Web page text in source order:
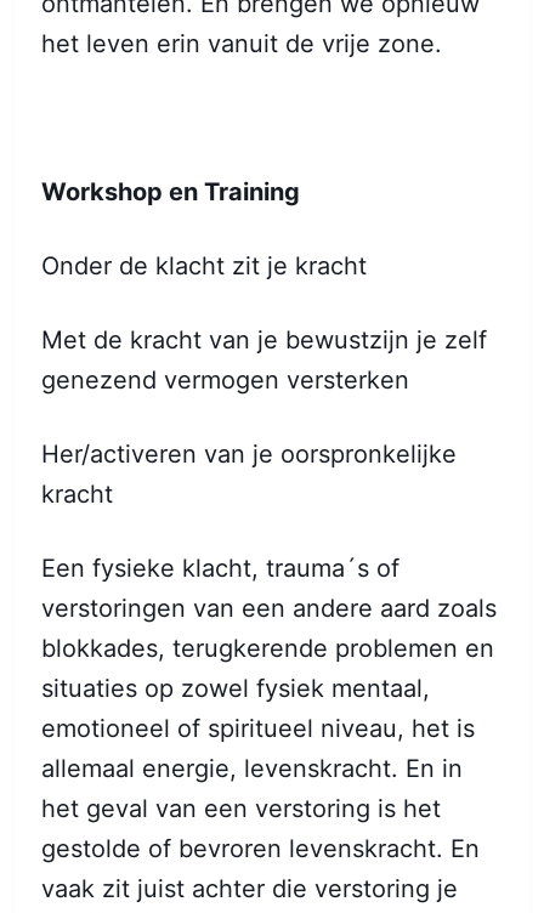
het leven erin vanuit de vrije zone.
Workshop en Training
Onder de klacht zit je kracht
Met de kracht van je bewustzijn je zelf
genezend vermogen versterken
Her/activeren van je oorspronkelijke
kracht
Een fysieke klacht, trauma´s of
verstoringen van een andere aard zoals
blokkades, terugkerende problemen en
situaties op zowel fysiek mentaal,
emotioneel of spiritueel niveau, het is
allemaal energie, levenskracht. En in
het geval van een verstoring is het
gestolde of bevroren levenskracht. En
vaak zit juist achter die verstoring je